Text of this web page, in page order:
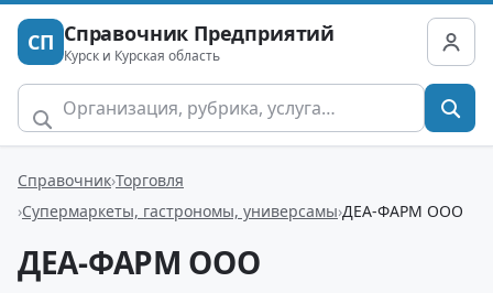
СП Справочник Предприятий
Курск и Курская область
Справочник Торговля
Супермаркеты, гастрономы, универсамы ДЕА-ФАРМ ООО
ДЕА-ФАРМ ООО